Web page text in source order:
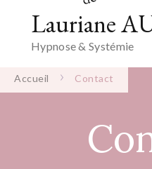
Lauriane
Hypnose & Systémie
Accueil Contact